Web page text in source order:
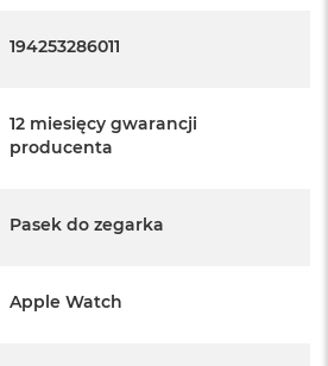
194253286011
12 miesięcy gwarancji
producenta
Pasek do zegarka
Apple Watch